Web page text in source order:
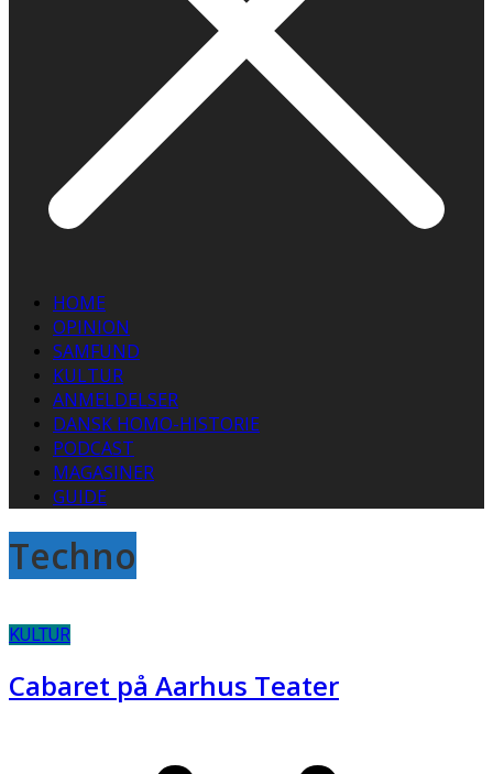
HOME
OPINION
SAMFUND
KULTUR
ANMELDELSER
DANSK HOMO-HISTORIE
PODCAST
MAGASINER
GUIDE
Techno
KULTUR
Cabaret på Aarhus Teater